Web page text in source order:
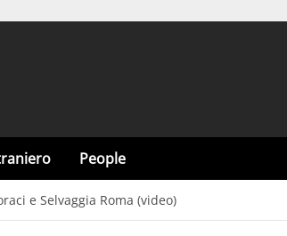
People
e Selvaggia Roma (video)